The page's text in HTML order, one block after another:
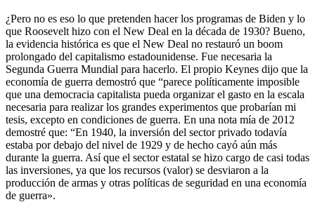
¿Pero no es eso lo que pretenden hacer los programas de Biden y lo
que Roosevelt hizo con el New Deal en la década de 1930? Bueno,
la evidencia histórica es que el New Deal no restauró un boom
prolongado del capitalismo estadounidense. Fue necesaria la
Segunda Guerra Mundial para hacerlo. El propio Keynes dijo que la
economía de guerra demostró que “parece políticamente imposible
que una democracia capitalista pueda organizar el gasto en la escala
necesaria para realizar los grandes experimentos que probarían mi
tesis, excepto en condiciones de guerra. En una nota mía de 2012
demostré que: “En 1940, la inversión del sector privado todavía
estaba por debajo del nivel de 1929 y de hecho cayó aún más
durante la guerra. Así que el sector estatal se hizo cargo de casi todas
las inversiones, ya que los recursos (valor) se desviaron a la
producción de armas y otras políticas de seguridad en una economía
de guerra».